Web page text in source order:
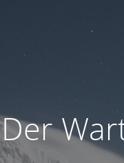
Der